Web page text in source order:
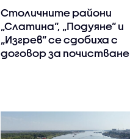
Столичните райони
„Слатина“, „Подуяне“ и
„Изгрев“ се сдобиха с
договор за почистване